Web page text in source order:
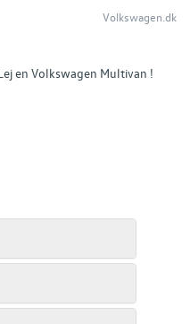
en Volkswagen Multivan !
Volkswagen.dk